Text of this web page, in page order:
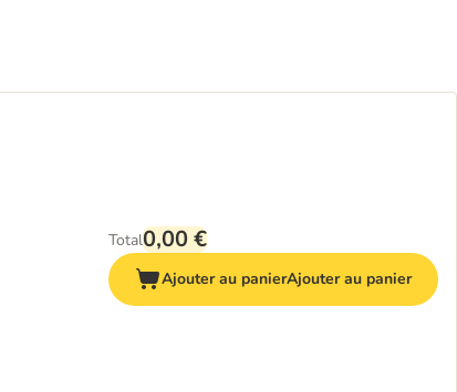
Total0,00 €
Ajouter au panierAjouter au panier